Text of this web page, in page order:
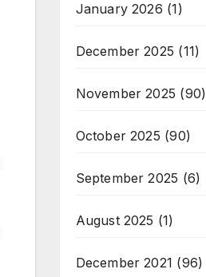
January 2026 (1)
December 2025 (11)
November 2025 (90)
October 2025 (90)
September 2025 (6)
August 2025 (1)
December 2021 (96)